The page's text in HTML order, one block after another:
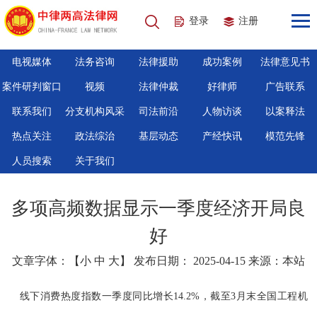
登录 注册
电视媒体 法务咨询 法律援助 成功案例 法律意见书
案件研判窗口 视频 法律仲裁 好律师 广告联系
联系我们 分支机构风采 司法前沿 人物访谈 以案释法
热点关注 政法综治 基层动态 产经快讯 模范先锋
人员搜索 关于我们
多项高频数据显示一季度经济开局良
好
文章字体：【小 中 大 】 发布日期： 2025-04-15 来源：本站
线下消费热度指数一季度同比增长14.2%，截至3月末全国工程机